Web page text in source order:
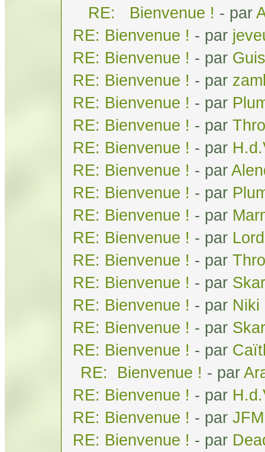
RE: Bienvenue ! - par
RE: Bienvenue ! - par
RE: Bienvenue ! - par
RE: Bienvenue ! - par
RE: Bienvenue ! - par
RE: Bienvenue ! - par
RE: Bienvenue ! - par
RE: Bienvenue ! - par
RE: Bienvenue ! - par
RE: Bienvenue ! - par
RE: Bienvenue ! - par
RE: Bienvenue ! - par
RE: Bienvenue ! - par
RE: Bienvenue ! - par Niki
RE: Bienvenue ! - par
RE: Bienvenue ! - par
RE: Bienvenue ! - par
RE: Bienvenue ! - par
RE: Bienvenue ! - par JFM
RE: Bienvenue ! - par